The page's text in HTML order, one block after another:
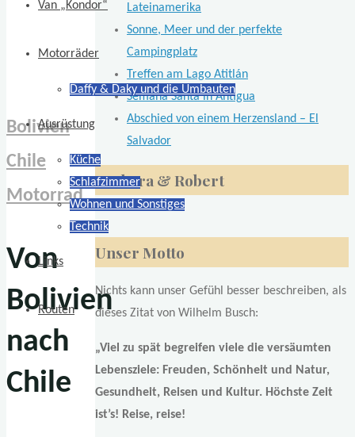
Van „Kondor“
Motorräder
Daffy & Daky und die Umbauten
Ausrüstung
Küche
Schlafzimmer
Wohnen und Sonstiges
Technik
Links
Routen
Bolivien
Chile
Motorrad
Von
Bolivien
nach
Chile
Lateinamerika
Sonne, Meer und der perfekte
Campingplatz
Treffen am Lago Atitlán
Semana Santa in Antigua
Abschied von einem Herzensland – El
Salvador
Barbara & Robert
Unser Motto
Nichts kann unser Gefühl besser beschreiben, als
dieses Zitat von Wilhelm Busch:
„Viel zu spät begreifen viele die versäumten
Lebensziele: Freuden, Schönheit und Natur,
Gesundheit, Reisen und Kultur. Höchste Zeit
ist’s! Reise, reise!